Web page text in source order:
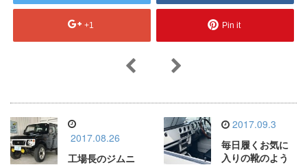
+1 Pin it
2017.08.26
工場長のジムニ
2017.09.3
毎日履くお気に
入りの靴のよう